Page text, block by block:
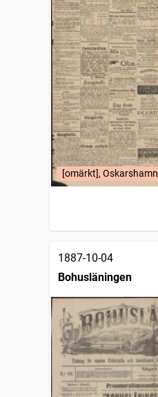
[omärkt], Oskarshamn
1887-10-04
Bohusläningen